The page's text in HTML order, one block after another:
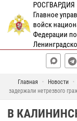
РОСГВАРДИЯ
Главное
войск
Федерации по
Главная Новости
задержали нетрезвого
В